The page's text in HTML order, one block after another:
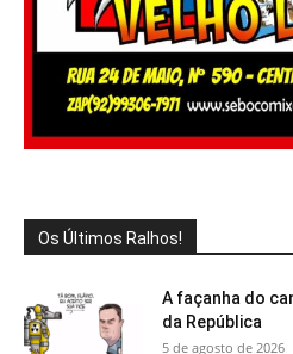
Os Últimos Ralhos!
A façanha do
da República
5 de agosto de 2026